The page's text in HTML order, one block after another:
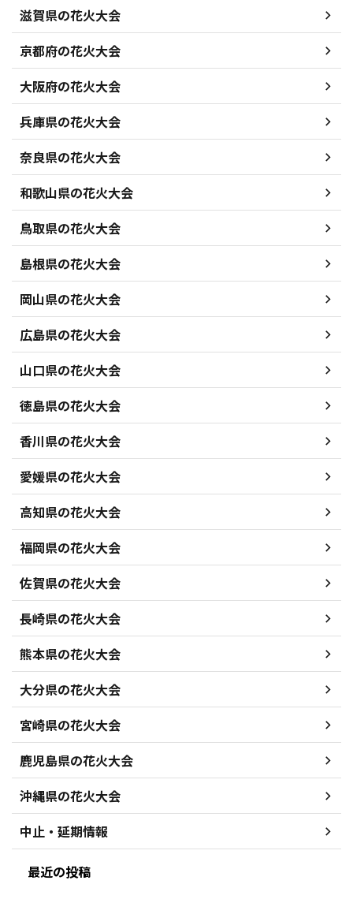
滋賀県の花火大会
京都府の花火大会
大阪府の花火大会
兵庫県の花火大会
奈良県の花火大会
和歌山県の花火大会
鳥取県の花火大会
島根県の花火大会
岡山県の花火大会
広島県の花火大会
山口県の花火大会
徳島県の花火大会
香川県の花火大会
愛媛県の花火大会
高知県の花火大会
福岡県の花火大会
佐賀県の花火大会
長崎県の花火大会
熊本県の花火大会
大分県の花火大会
宮崎県の花火大会
鹿児島県の花火大会
沖縄県の花火大会
中止・延期情報
最近の投稿